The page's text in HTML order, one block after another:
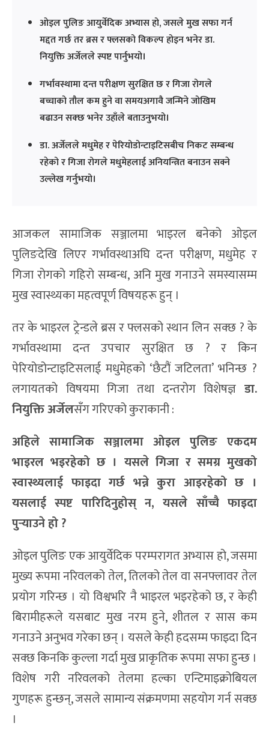
ओइल पुलिङ आयुर्वेदिक अभ्यास हो, जसले मुख सफा गर्न
मद्दत गर्छ तर ब्रस र फ्लसको विकल्प होइन भनेर डा.
नियुक्ति अर्जेलले स्पष्ट पार्नुभयो।
गर्भावस्थामा दन्त परीक्षण सुरक्षित छ र गिजा रोगले
बच्चाको तौल कम हुने वा समयअगावै जन्मिने जोखिम
बढाउन सक्छ भनेर उहाँले बताउनुभयो।
डा. अर्जेलले मधुमेह र पेरियोडोन्टाइटिसबीच निकट सम्बन्ध
रहेको र गिजा रोगले मधुमेहलाई अनियन्त्रित बनाउन सक्ने
उल्लेख गर्नुभयो।
आजकल सामाजिक सञ्जालमा भाइरल बनेको ओइल
पुलिङदेखि लिएर गर्भावस्थाअघि दन्त परीक्षण, मधुमेह र
गिजा रोगको गहिरो सम्बन्ध, अनि मुख गनाउने समस्यासम्म
मुख स्वास्थ्यका महत्वपूर्ण विषयहरू हुन् ।
तर के भाइरल ट्रेन्डले ब्रस र फ्लसको स्थान लिन सक्छ ? के
गर्भावस्थामा दन्त उपचार सुरक्षित छ ? र किन
पेरियोडोन्टाइटिसलाई मधुमेहको ‘छैटौं जटिलता’ भनिन्छ ?
लगायतको विषयमा गिजा तथा दन्तरोग विशेषज्ञ डा.
नियुक्ति अर्जेलसँग गरिएको कुराकानी :
अहिले सामाजिक सञ्जालमा ओइल पुलिङ एकदम
भाइरल भइरहेको छ । यसले गिजा र समग्र मुखको
स्वास्थ्यलाई फाइदा गर्छ भन्ने कुरा आइरहेको छ ।
यसलाई स्पष्ट पारिदिनुहोस् न, यसले साँच्चै फाइदा
पुर्‍याउने हो ?
ओइल पुलिङ एक आयुर्वेदिक परम्परागत अभ्यास हो, जसमा
मुख्य रूपमा नरिवलको तेल, तिलको तेल वा सनफ्लावर तेल
प्रयोग गरिन्छ । यो विश्वभरि नै भाइरल भइरहेको छ, र केही
बिरामीहरूले यसबाट मुख नरम हुने, शीतल र सास कम
गनाउने अनुभव गरेका छन् । यसले केही हदसम्म फाइदा दिन
सक्छ किनकि कुल्ला गर्दा मुख प्राकृतिक रूपमा सफा हुन्छ ।
विशेष गरी नरिवलको तेलमा हल्का एन्टिमाइक्रोबियल
गुणहरू हुन्छन्, जसले सामान्य संक्रमणमा सहयोग गर्न सक्छ
।